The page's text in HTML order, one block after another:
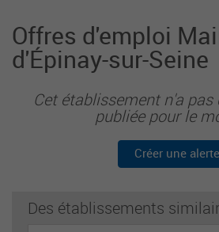
Offres d'emploi
d'Épinay-sur-Seine
Cet établissement n'a
publiée pour le
Créer une alerte
Des établissements